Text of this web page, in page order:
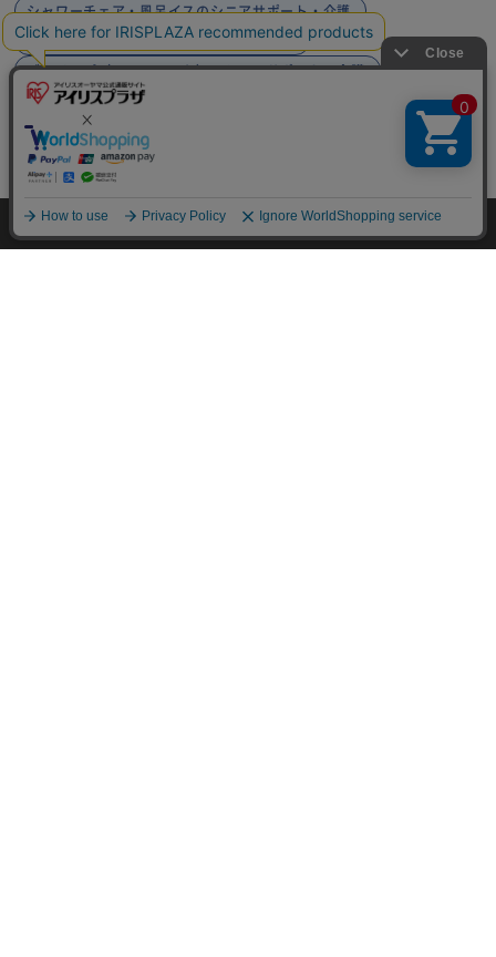
シャワーチェア・風呂イスのシニアサポート・介護
杖・ステッキ本体のシニアサポート・介護
ゴムチップ（杖・ステッキ）のシニアサポート・介護
大人用おむつのシニアサポート・介護
介護シューズのシニアサポート・介護
その他（介護）のシニアサポート・介護
HOME 医薬品・介護 介護 シニアサポート・介護
HOME 探す ログイン お気に入り お知らせ